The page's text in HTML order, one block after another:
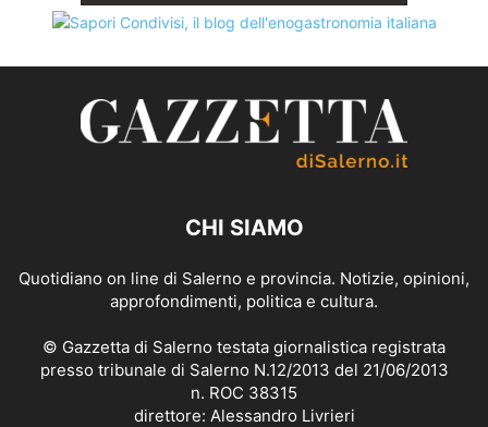
CHI SIAMO
Quotidiano on line di Salerno e provincia. Notizie, opinioni,
approfondimenti, politica e cultura.
© Gazzetta di Salerno testata giornalistica registrata
presso tribunale di Salerno N.12/2013 del 21/06/2013
n. ROC 38315
direttore: Alessandro Livrieri